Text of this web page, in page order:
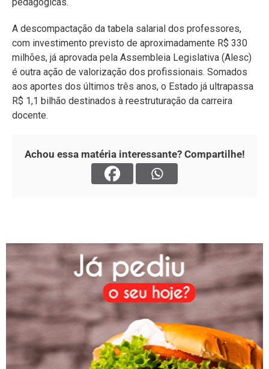
A descompactação da tabela salarial dos professores,
com investimento previsto de aproximadamente R$ 330
milhões, já aprovada pela Assembleia Legislativa (Alesc)
é outra ação de valorização dos profissionais. Somados
aos aportes dos últimos três anos, o Estado já ultrapassa
R$ 1,1 bilhão destinados à reestruturação da carreira
docente.
Achou essa matéria interessante? Compartilhe!